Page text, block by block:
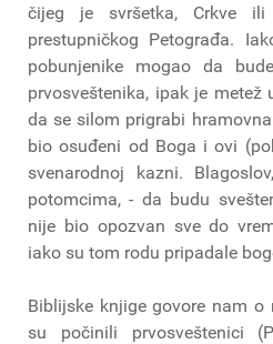
čijeg je svršetka, Crkve
prestupničkog Petograđa.
pobunjenike mogao da
prvosveštenika, ipak je metež
da se silom prigrabi
bio osuđeni od Boga i ovi
svenarodnoj kazni.
potomcima, - da budu
nije bio opozvan sve do
iako su tom rodu pripadale
Biblijske knjige govore nam
su počinili prvosveštenici